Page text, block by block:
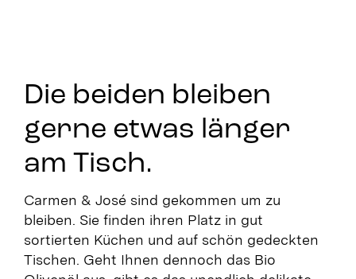
Die beiden bleiben
gerne etwas länger
am Tisch.
Carmen & José sind gekommen um zu
bleiben. Sie finden ihren Platz in gut
sortierten Küchen und auf schön gedeckten
Tischen. Geht Ihnen dennoch das Bio